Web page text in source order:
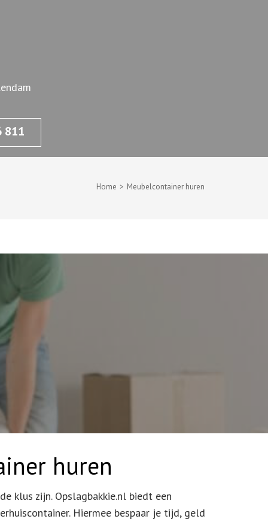
811
Home > Meubelcontainer huren
huren
klus zijn. Opslagbakkie.nl biedt een
Hiermee bespaar je tijd, geld